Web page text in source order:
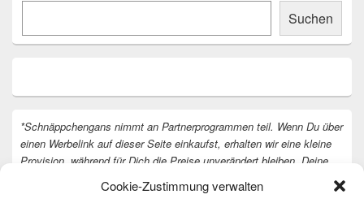
Cookie-Zustimmung verwalten
Suchen
*Schnäppchengans nimmt an Partnerprogrammen teil. Wenn Du über
einen Werbelink auf dieser Seite einkaufst, erhalten wir eine kleine
Provision, während für Dich die Preise unverändert bleiben. Deine
Vielen Dank dafür!